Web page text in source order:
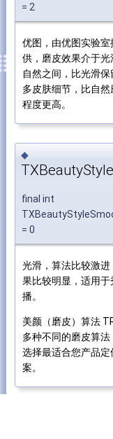
= 2
优图，由优图实验室
供，磨皮效果介于光
自然之间，比光滑保
多皮肤细节，比自然
程度更高。
◆
final int
= 0
光滑，算法比较激进
果比较明显，适用于
播。
美颜（磨皮）算法
多种不同的磨皮算法
选择最适合您产品定
案。